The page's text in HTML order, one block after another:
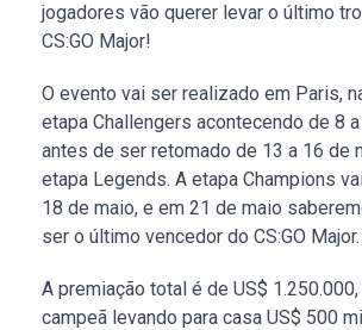
jogadores vão querer levar o último
CS:GO Major!
O evento vai ser realizado em Paris,
etapa Challengers acontecendo de 8
antes de ser retomado de 13 a 16 de
etapa Legends. A etapa Champions
18 de maio, e em 21 de maio
ser o último vencedor do CS:GO Major.
A premiação total é de US$
campeã levando para casa US$ 500